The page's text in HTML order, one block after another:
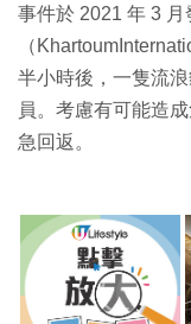
事件於 2021 年 3
（
半小時後，一隻流
員。考慮有可能造
急回返。